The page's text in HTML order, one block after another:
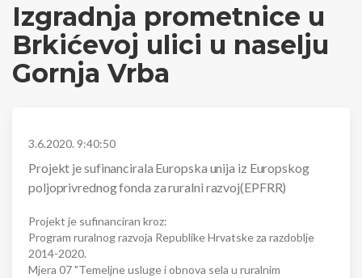
Izgradnja prometnice u
Brkićevoj ulici u naselju
Gornja Vrba
3.6.2020. 9:40:50
Projekt je sufinancirala Europska unija iz Europskog
poljoprivrednog fonda za ruralni razvoj(EPFRR)
Projekt je sufinanciran kroz:
Program ruralnog razvoja Republike Hrvatske za razdoblje
2014-2020.
Mjera 07 "Temeljne usluge i obnova sela u ruralnim